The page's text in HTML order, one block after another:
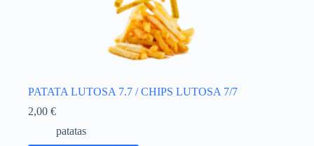
PATATA LUTOSA 7.7 / CHIPS LUTOSA 7/7
2,00 €
patatas